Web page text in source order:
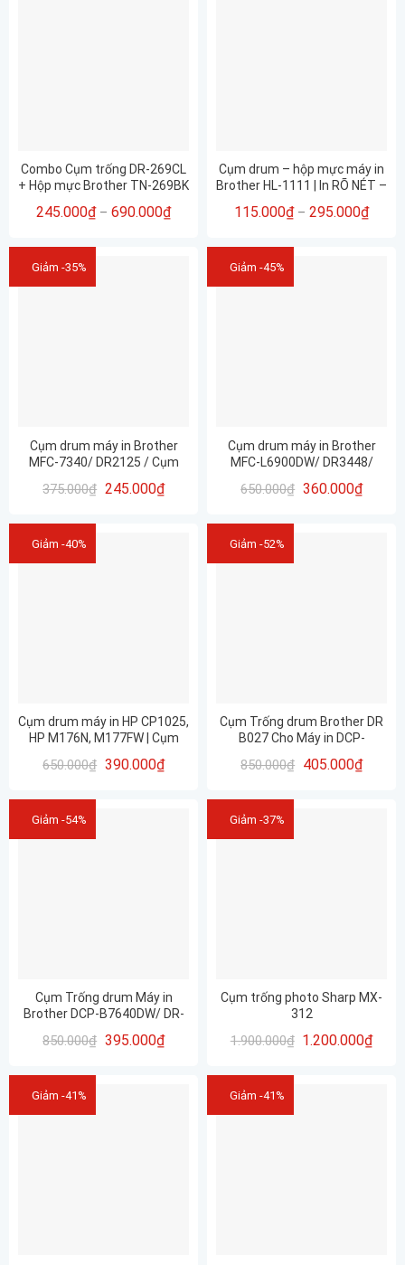
Combo Cụm trống DR-269CL
+ Hộp mực Brother TN-269BK
Dùng cho Brother HL-
245.000₫ – 690.000₫
Cụm drum – hộp mực máy in
Brother HL-1111 | In RÕ NÉT –
115.000₫ – 295.000₫
Giảm -35%
Cụm drum máy in Brother
MFC-7340/ DR2125 / Cụm
375.000₫ 245.000₫
Giảm -45%
Cụm drum máy in Brother
MFC-L6900DW/ DR3448/
DR-3448/ DR-820
650.000₫ 360.000₫
Giảm -40%
Cụm drum máy in HP CP1025,
HP M176N, M177FW | Cụm
khẩu Mới 100% CHẤT LƯỢNG
650.000₫ 390.000₫
Giảm -52%
Cụm Trống drum Brother DR
B027 Cho Máy in DCP-
DCP-B7620DW, HL-B2180DW,
850.000₫ 405.000₫
Giảm -54%
Cụm Trống drum Máy in
Brother DCP-B7640DW/ DR-
850.000₫ 395.000₫
Giảm -37%
Cụm trống photo Sharp MX-
312
1.900.000₫ 1.200.000₫
Giảm -41% Giảm -41%